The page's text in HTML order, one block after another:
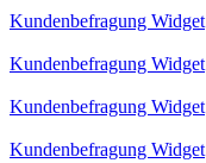
Kundenbefragung Widget
Kundenbefragung Widget
Kundenbefragung Widget
Kundenbefragung Widget